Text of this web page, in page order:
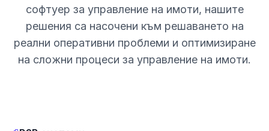
софтуер за управление на имоти, нашите
решения са насочени към решаването на
реални оперативни проблеми и оптимизиране
на сложни процеси за управление на имоти.